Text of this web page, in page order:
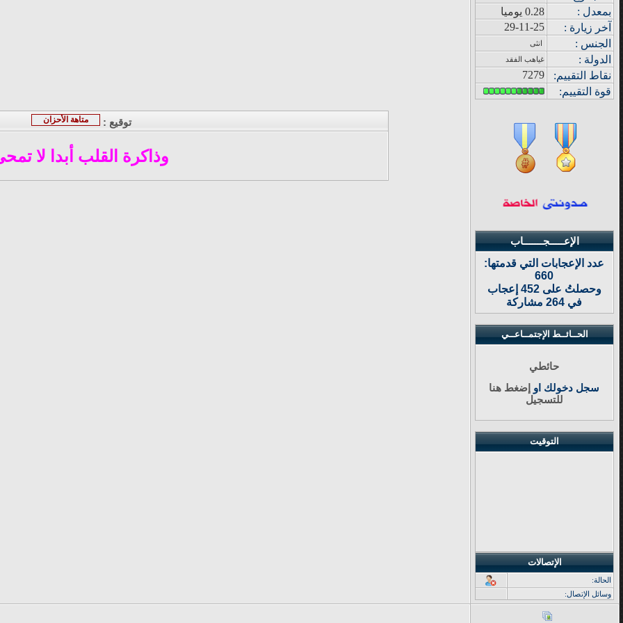
بمعدل :
0.28 يوميا
خر زيار ة :
29-11-25
الجنس :
انثى
الدولة : غياهب الفقد
نقاط التقييم:
7279
قوة التقييم:
الإعـــــجـــــــاب
عدد الإعجابات التي قدمتها:
660
وحصلتُ على 452 إعجاب
في 264 مشاركة
الحــائــط الإجتمــاعــي
حائطي
سجل دخولك او إضغط هنا
للتسجيل
التوقيت
الإتصالات
الحالة:
وسائل الإتصال:
توقيع : متاهة الأحزان
وذاكرة القلب أبدا لا